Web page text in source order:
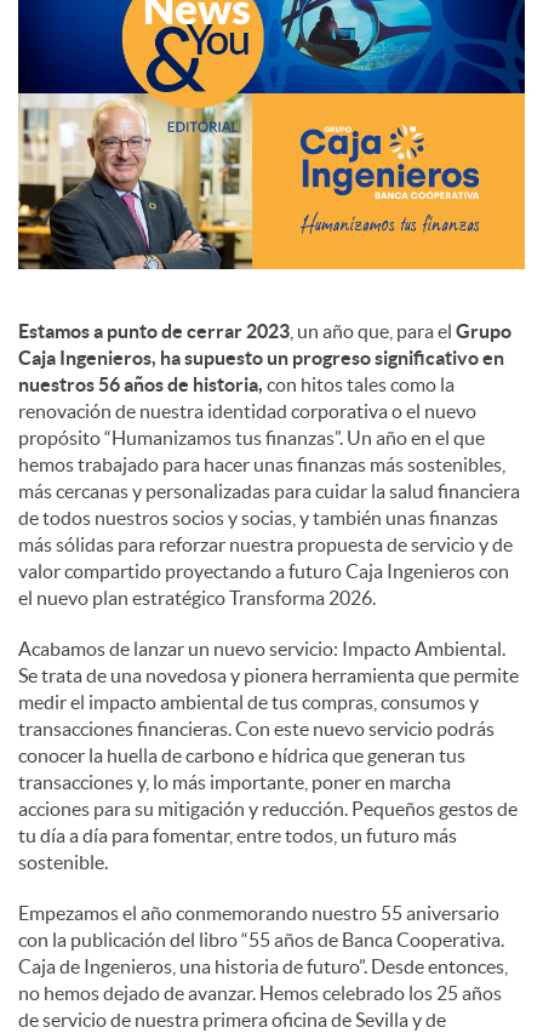
d
e
c
o
n
t
e
n
i
d
o
s
Estamos a punto de cerrar 2023 , un año que, para el Grupo
Caja Ingenieros, ha supuesto un progreso significativo en
nuestros 56 años de historia, con hitos tales como la
renovación de nuestra identidad corporativa o el nuevo
propósito “Humanizamos tus finanzas”. Un año en el que
hemos trabajado para hacer unas finanzas más sostenibles,
más cercanas y personalizadas para cuidar la salud financiera
de todos nuestros socios y socias, y también unas finanzas
más sólidas para reforzar nuestra propuesta de servicio y de
valor compartido proyectando a futuro Caja Ingenieros con
el nuevo plan estratégico Transforma 2026.
Acabamos de lanzar un nuevo servicio: Impacto Ambiental.
Se trata de una novedosa y pionera herramienta que permite
medir el impacto ambiental de tus compras, consumos y
transacciones financieras. Con este nuevo servicio podrás
conocer la huella de carbono e hídrica que generan tus
transacciones y, lo más importante, poner en marcha
acciones para su mitigación y reducción. Pequeños gestos de
tu día a día para fomentar, entre todos, un futuro más
sostenible.
Empezamos el año conmemorando nuestro 55 aniversario
con la publicación del libro “55 años de Banca Cooperativa.
Caja de Ingenieros, una historia de futuro”. Desde entonces,
no hemos dejado de avanzar. Hemos celebrado los 25 años
de servicio de nuestra primera oficina de Sevilla y de